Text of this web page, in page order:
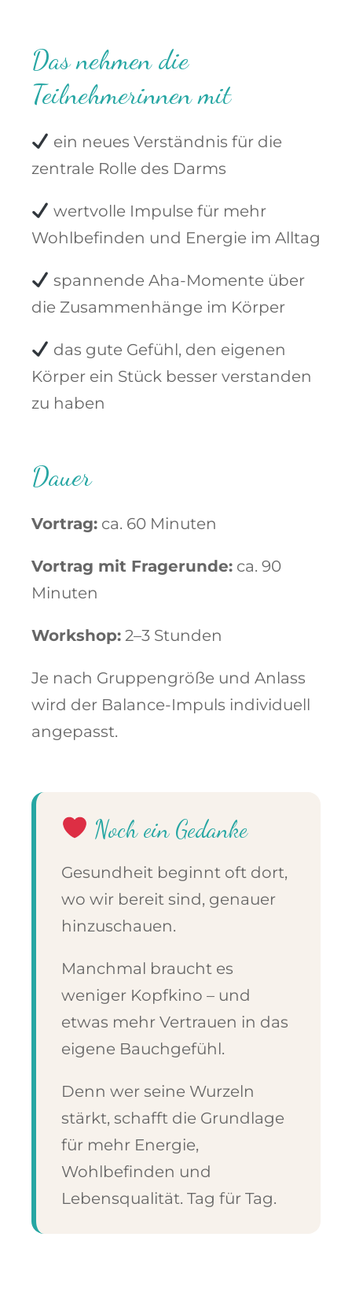
Das nehmen die
Teilnehmerinnen mit
ein neues Verständnis für die
zentrale Rolle des Darms
wertvolle Impulse für mehr
Wohlbefinden und Energie im Alltag
spannende Aha-Momente über
die Zusammenhänge im Körper
das gute Gefühl, den eigenen
Körper ein Stück besser verstanden
zu haben
Dauer
Vortrag:ca. 60 Minuten
Vortrag mit Fragerunde:ca. 90
Minuten
Workshop:2–3 Stunden
Je nach Gruppengröße und Anlass
wird der Balance-Impuls individuell
angepasst.
Noch ein Gedanke
Gesundheit beginnt oft dort,
wo wir bereit sind, genauer
hinzuschauen.
Manchmal braucht es
weniger Kopfkino – und
etwas mehr Vertrauen in das
eigene Bauchgefühl.
Denn wer seine Wurzeln
stärkt, schafft die Grundlage
für mehr Energie,
Wohlbefinden und
Lebensqualität. Tag für Tag.